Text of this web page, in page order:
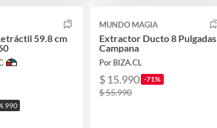
59.8 cm
MUNDO MAGIA
Extractor Ducto 8 Pulgadas
Campana
Por BIZA.CL
$ 15.990 -71%
$ 55.990